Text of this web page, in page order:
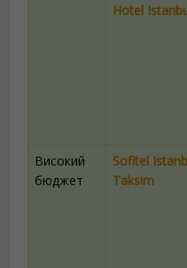
Hotel
Високий
бюджет
Sofitel
Taksim